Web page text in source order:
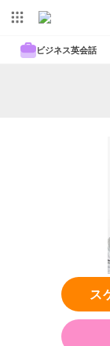
ビジネス英会話
ス